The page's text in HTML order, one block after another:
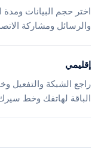
اختر حجم البيانات
والرسائل ومشاركة
إقليمي
راجع الشبكة والتفعيل
الباقة لهاتفك وخط